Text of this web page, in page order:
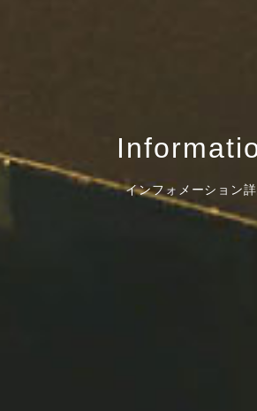
インフォメーション